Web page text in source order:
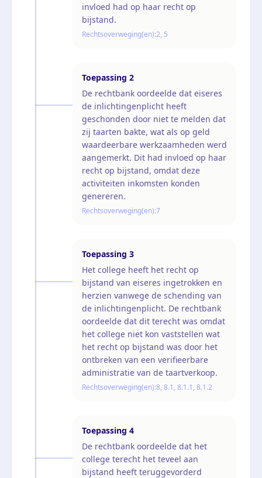
invloed had op haar recht op
bijstand.
Rechtsoverweging(en):2, 5
Toepassing 2
De rechtbank oordeelde dat eiseres
de inlichtingenplicht heeft
geschonden door niet te melden dat
zij taarten bakte, wat als op geld
waardeerbare werkzaamheden werd
aangemerkt. Dit had invloed op haar
recht op bijstand, omdat deze
activiteiten inkomsten konden
genereren.
Rechtsoverweging(en):7
Toepassing 3
Het college heeft het recht op
bijstand van eiseres ingetrokken en
herzien vanwege de schending van
de inlichtingenplicht. De rechtbank
oordeelde dat dit terecht was omdat
het college niet kon vaststellen wat
het recht op bijstand was door het
ontbreken van een verifieerbare
administratie van de taartverkoop.
Rechtsoverweging(en):8, 8.1, 8.1.1, 8.1.2
Toepassing 4
De rechtbank oordeelde dat het
college terecht het teveel aan
bijstand heeft teruggevorderd